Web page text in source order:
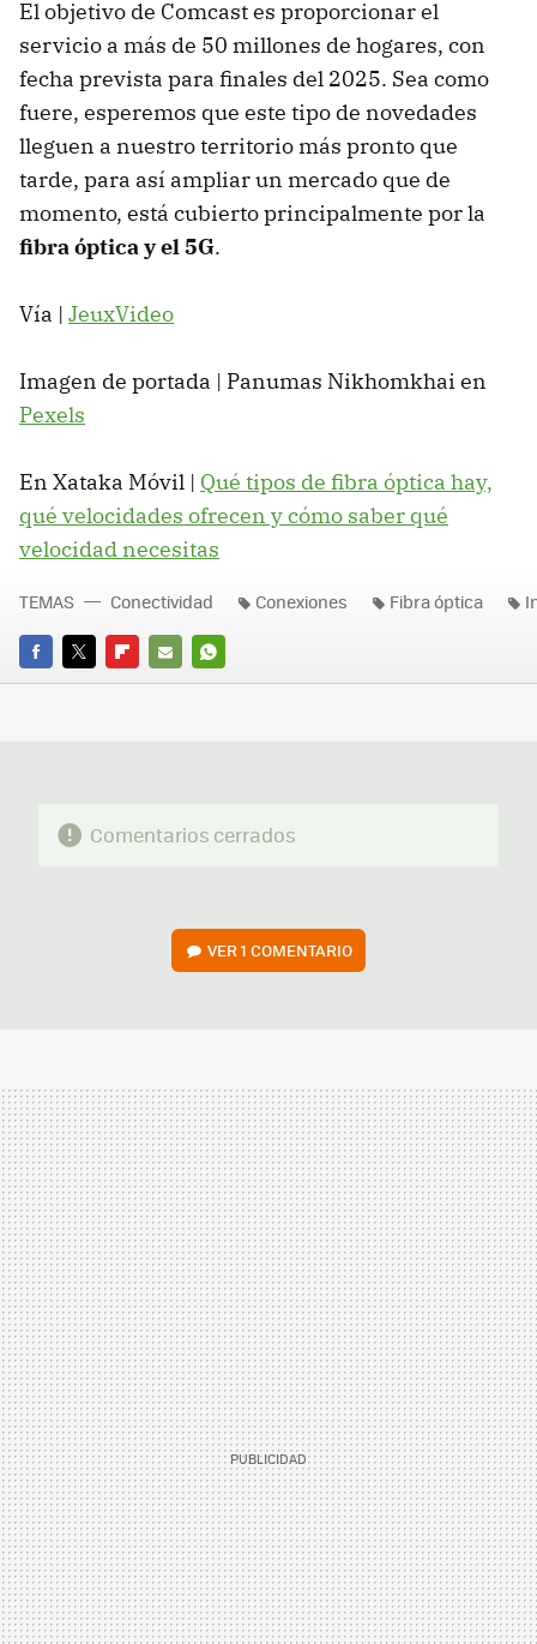
El objetivo de Comcast es proporcionar el
servicio a más de 50 millones de hogares, con
fecha prevista para finales del 2025. Sea como
fuere, esperemos que este tipo de novedades
lleguen a nuestro territorio más pronto que
tarde, para así ampliar un mercado que de
momento, está cubierto principalmente por la
fibra óptica y el 5G.
Vía | JeuxVideo
Imagen de portada | Panumas Nikhomkhai en
Pexels
En Xataka Móvil | Qué tipos de fibra óptica hay,
qué velocidades ofrecen y cómo saber qué
velocidad necesitas
FACEBOOK
TWITTERFLIPBOARD
E-
WHATSAPP
TEMAS Conectividad Conexiones Fibra óptica
Comentarios cerrados
VER1 COMENTARIO